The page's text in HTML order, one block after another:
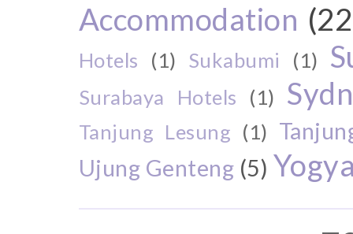
Accommodation
Hotels (1) Sukabumi (1)
Surabaya Hotels (1)
Tanjung Lesung (1)
Ujung Genteng (5)